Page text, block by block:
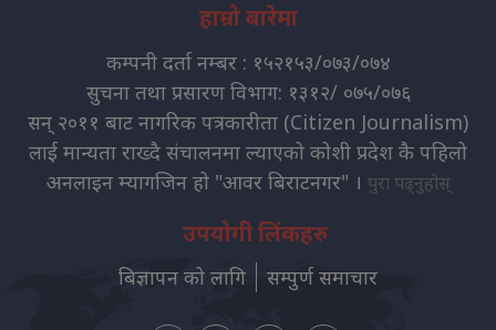
हाम्रो बारेमा
कम्पनी दर्ता नम्बर : १५२१५३/०७३/०७४
सुचना तथा प्रसारण विभाग: १३१२/ ०७५/०७६
सन् २०११ बाट नागरिक पत्रकारीता (Citizen Journalism)
लाई मान्यता राख्दै संचालनमा ल्याएको कोशी प्रदेश कै पहिलो
अनलाइन म्यागजिन हो "आवर बिराटनगर" । पुरा पढ्नुहोस्
उपयोगी लिंकहरु
बिज्ञापन को लागि सम्पुर्ण समाचार